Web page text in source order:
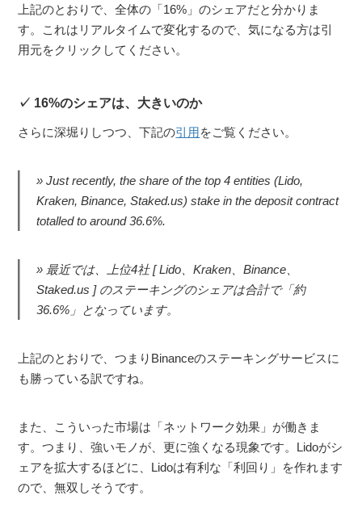
上記のとおりで、全体の「16%」のシェアだと分かりま
す。これはリアルタイムで変化するので、気になる方は引
用元をクリックしてください。
16%のシェアは、大きいのか
さらに深堀りしつつ、下記の引用をご覧ください。
Just recently, the share of the top 4 entities (Lido,
Kraken, Binance, Staked.us) stake in the deposit contract
totalled to around 36.6%.
最近では、上位4社 [ Lido、Kraken、Binance、
Staked.us ] のステーキングのシェアは合計で「約
36.6%」となっています。
上記のとおりで、つまりBinanceのステーキングサービスに
も勝っている訳ですね。
また、こういった市場は「ネットワーク効果」が働きま
す。つまり、強いモノが、更に強くなる現象です。Lidoがシ
ェアを拡大するほどに、Lidoは有利な「利回り」を作れます
ので、無双しそうです。